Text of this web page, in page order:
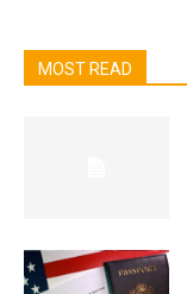
MOST READ